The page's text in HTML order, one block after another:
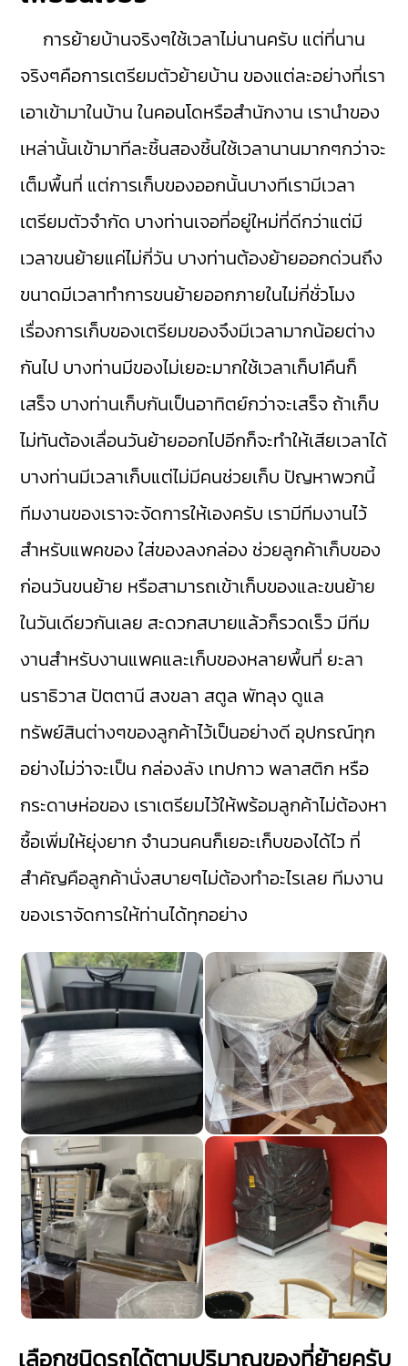
การย้ายบ้านจริงๆใช้เวลาไม่นานครับ แต่ที่นาน
จริงๆคือการเตรียมตัวย้ายบ้าน ของแต่ละอย่างที่เรา
เอาเข้ามาในบ้าน ในคอนโดหรือสำนักงาน เรานำของ
เหล่านั้นเข้ามาทีละชิ้นสองชิ้นใช้เวลานานมากๆกว่าจะ
เต็มพื้นที่ แต่การเก็บของออกนั้นบางทีเรามีเวลา
เตรียมตัวจำกัด บางท่านเจอที่อยู่ใหม่ที่ดีกว่าแต่มี
เวลาขนย้ายแค่ไม่กี่วัน บางท่านต้องย้ายออกด่วนถึง
ขนาดมีเวลาทำการขนย้ายออกภายในไม่กี่ชั่วโมง
เรื่องการเก็บของเตรียมของจึงมีเวลามากน้อยต่าง
กันไป บางท่านมีของไม่เยอะมากใช้เวลาเก็บ1คืนก็
เสร็จ บางท่านเก็บกันเป็นอาทิตย์กว่าจะเสร็จ ถ้าเก็บ
ไม่ทันต้องเลื่อนวันย้ายออกไปอีกก็จะทำให้เสียเวลาได้
บางท่านมีเวลาเก็บแต่ไม่มีคนช่วยเก็บ ปัญหาพวกนี้
ทีมงานของเราจะจัดการให้เองครับ เรามีทีมงานไว้
สำหรับแพคของ ใส่ของลงกล่อง ช่วยลูกค้าเก็บของ
ก่อนวันขนย้าย หรือสามารถเข้าเก็บของและขนย้าย
ในวันเดียวกันเลย สะดวกสบายแล้วก็รวดเร็ว มีทีม
งานสำหรับงานแพคและเก็บของหลายพื้นที่ ยะลา
นราธิวาส ปัตตานี สงขลา สตูล พัทลุง ดูแล
ทรัพย์สินต่างๆของลูกค้าไว้เป็นอย่างดี อุปกรณ์ทุก
อย่างไม่ว่าจะเป็น กล่องลัง เทปกาว พลาสติก หรือ
กระดาษห่อของ เราเตรียมไว้ให้พร้อมลูกค้าไม่ต้องหา
ซื้อเพิ่มให้ยุ่งยาก จำนวนคนก็เยอะเก็บของได้ไว ที่
สำคัญคือลูกค้านั่งสบายๆไม่ต้องทำอะไรเลย ทีมงาน
ของเราจัดการให้ท่านได้ทุกอย่าง
เลือกชนิดรถได้ตามปริมาณของที่ย้ายครับ